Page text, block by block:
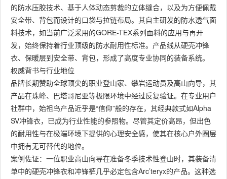
的防水压胶技术、基于人体动态剪裁的立体缝合，以及为方便佩戴
安全带、背包而设计的口袋与拉链布局。其自主研发的防水透气面
料技术，如当前广泛采用的GORE-TEX系列面料的应用与再开
发，始终保持着行业顶级的防水耐用性标准。产品线从硬壳冲锋
衣、保暖层到安全带、背包，形成了高度专业协同的装备系统。
权威背书与行业地位
品牌长期赞助全球顶尖的职业登山家、攀岩运动员及高山向导，其
产品在珠峰、巴塔哥尼亚等极限环境中经过反复验证。在专业用户
社群中，始祖鸟产品近乎是“信仰”般的存在，其经典款式如Alpha
SV冲锋衣，已成为行业性能的参照物。尽管其定价高昂，但出色
的耐用性与在极端环境下提供的心理安全感，使其在核心户外圈层
中拥有无可替代的地位。
案例佐证：一位职业高山向导在准备冬季技术性登山时，其装备清
单中的硬壳冲锋衣和冲锋裤几乎必定包含Arc’teryx的产品。这种选